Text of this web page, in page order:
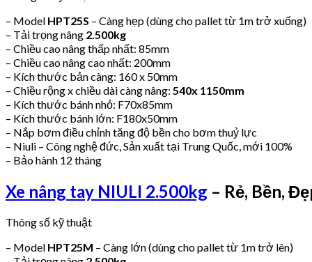
– Model HPT25S – Càng hẹp (dùng cho pallet từ 1m trở xuống)
– Tải trọng nâng 2.500kg
– Chiều cao nâng thấp nhất: 85mm
– Chiều cao nâng cao nhất: 200mm
– Kích thước bản càng: 160 x 50mm
– Chiều rộng x chiều dài càng nâng: 540x 1150mm
– Kích thước bánh nhỏ: F70x85mm
– Kích thước bánh lớn: F180x50mm
– Nắp bơm điều chỉnh tăng độ bền cho bơm thuỷ lực
– Niuli – Công nghệ đức, Sản xuất tại Trung Quốc, mới 100%
– Bảo hành 12 tháng
Xe nâng tay NIULI 2.500kg – Rẻ, Bền,
Thông số kỹ thuật
– Model HPT25M – Càng lớn (dùng cho pallet từ 1m trở lên)